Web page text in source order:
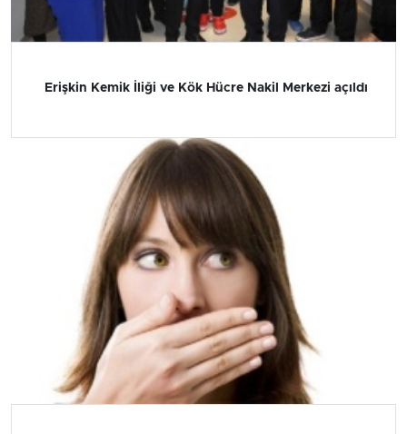
Erişkin Kemik İliği ve Kök Hücre Nakil Merkezi açıldı